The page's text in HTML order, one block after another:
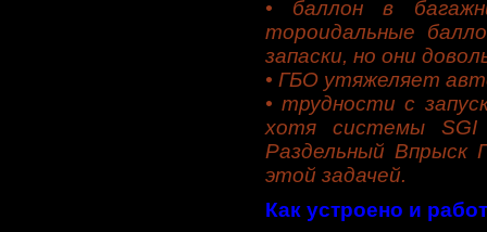
• баллон в
тороидальные
запаски, но они
• ГБО утяжеляет
• трудности с
хотя системы SGI
Раздельный Впрыск
этой задачей.
Как устроено и